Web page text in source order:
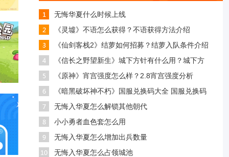
无悔华夏什么时候上线
《灵墟》不语怎么获得？不语获得方法介绍
《仙剑客栈2》结萝如何招募？结萝入队条件介绍
《信长之野望新生》城下方针有什么用？城下方
《原神》宵宫强度怎么样？2.8宵宫强度分析
《暗黑破坏神不朽》国服兑换码大全 国服兑换码
无悔入华夏怎么解锁其他朝代
小小勇者血色套怎么用
无悔入华夏怎么增加出兵数量
无悔入华夏怎么占领城池